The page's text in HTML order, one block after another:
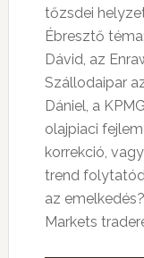
tőzsdei
Ébresztő
Dávid, az
Szállodaipar
Dániel, a
olajpiaci
korrekció,
trend
az
Markets